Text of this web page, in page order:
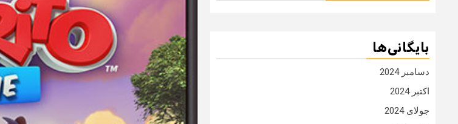
بایگانی‌ها
دسامبر 2024
اکتبر 2024
جولای 2024